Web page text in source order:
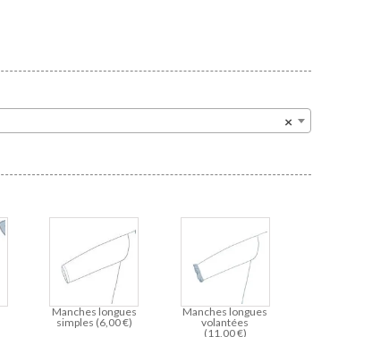
×
Manches longues
simples (6,00€)
Manches longues
volantées
(11,00€)